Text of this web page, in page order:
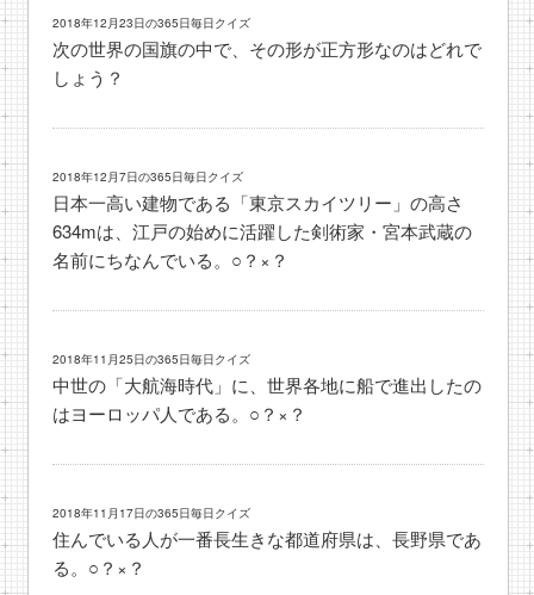
2018年12月23日の365日毎日クイズ
次の世界の国旗の中で、その形が正方形なのはどれで
しょう？
2018年12月7日の365日毎日クイズ
日本一高い建物である「東京スカイツリー」の高さ
634mは、江戸の始めに活躍した剣術家・宮本武蔵の
名前にちなんでいる。○？×？
2018年11月25日の365日毎日クイズ
中世の「大航海時代」に、世界各地に船で進出したの
はヨーロッパ人である。○？×？
2018年11月17日の365日毎日クイズ
住んでいる人が一番長生きな都道府県は、長野県であ
る。○？×？